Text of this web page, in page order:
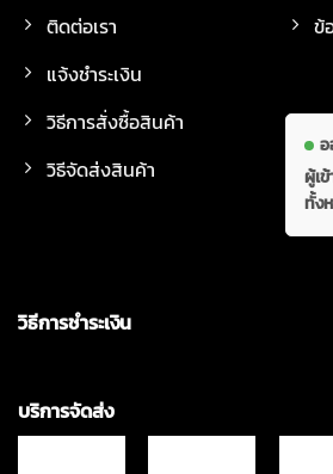
ติดต่อเรา
แจ้งชำระเงิน
วิธีการสั่งซื้อสินค้า
วิธีจัดส่งสินค้า
ข้
ผู้เ
ทั้ง
วิธีการชำระเงิน
บริการจัดส่ง